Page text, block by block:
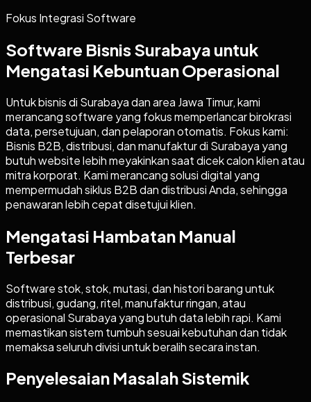
Fokus Integrasi Software
Software Bisnis Surabaya untuk
Mengatasi Kebuntuan Operasional
Untuk bisnis di Surabaya dan area Jawa Timur, kami
merancang software yang fokus memperlancar birokrasi
data, persetujuan, dan pelaporan otomatis. Fokus kami:
Bisnis B2B, distribusi, dan manufaktur di Surabaya yang
butuh website lebih meyakinkan saat dicek calon klien atau
mitra korporat. Kami merancang solusi digital yang
mempermudah siklus B2B dan distribusi Anda, sehingga
penawaran lebih cepat disetujui klien.
Mengatasi Hambatan Manual
Terbesar
Software stok, stok, mutasi, dan histori barang untuk
distribusi, gudang, ritel, manufaktur ringan, atau
operasional Surabaya yang butuh data lebih rapi. Kami
memastikan sistem tumbuh sesuai kebutuhan dan tidak
memaksa seluruh divisi untuk beralih secara instan.
Penyelesaian Masalah Sistemik